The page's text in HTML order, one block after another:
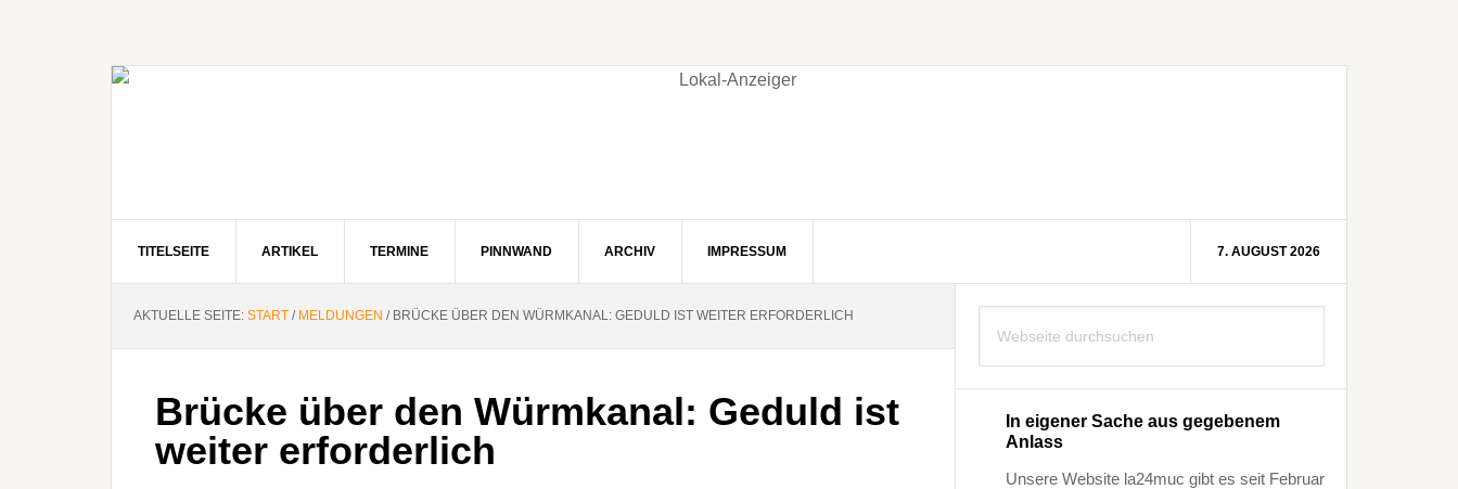
TITELSEITE ARTIKEL TERMINE PINNWAND ARCHIV IMPRESSUM 7. AUGUST 2026
AKTUELLE SEITE: START / MELDUNGEN /BRÜCKE ÜBER DEN WÜRMKANAL: GEDULD IST WEITER ERFORDERLICH
Brücke über den Würmkanal: Geduld ist
weiter erforderlich
Seitenspalte
durchsuchen
In eigener Sache aus gegebenem
Anlass
Unsere Website la24muc gibt es seit Februar